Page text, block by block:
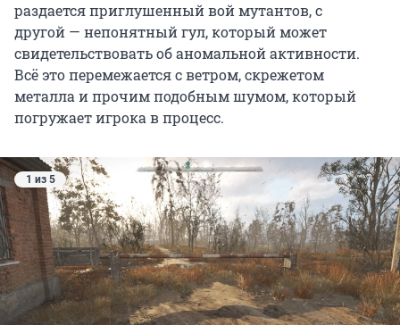
Уверен, игра в сеттинге (условиях. —Прим. ред.
постапокалипсиса на постсоветском
пространстве (вспоминается мем «Ха-ха, я здесь
живу») не получилась бы такой атмосферной,
если бы она создавалась на Западе. Но ее
World, в проектебыли задействованы
работники со всего СНГ. Глава студии Сергей
Григорович когда-то рассказывал, что игра
плотно вплетена в общий — русско-
украинский — культурный код и стала
настоящим феноменом.
Еще в далеком 2009 году GSC объявили о
раздается приглушенный вой мутантов, с
другой — непонятный гул, который может
свидетельствовать об аномальной активности.
Всё это перемежается с ветром, скрежетом
металла и прочим подобным шумом, который
погружает игрока в процесс.
1 из 5